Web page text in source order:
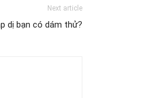
Next article
dị bạn có dám thử?